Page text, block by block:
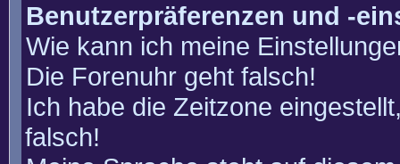
Benutzerpräferenzen und -
Wie kann ich meine
Die Forenuhr geht falsch!
Ich habe die Zeitzone
falsch!